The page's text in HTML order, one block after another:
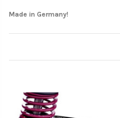
Made in Germany!